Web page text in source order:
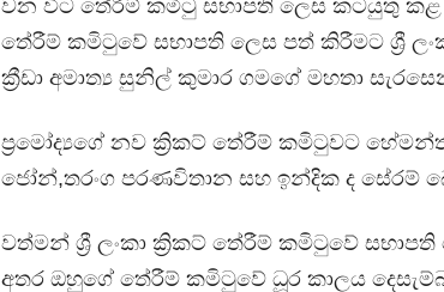
වන විට තේරීම් කමිටු සභාපති ලෙස කටයුතු කළ
තේරීම් කමිටුවේ සභාපති ලෙස පත් කිරීමට ශ්‍රී
ක්‍රීඩා අමාත්‍ය සුනිල් කුමාර ගමගේ මහතා
ප්‍රමෝද්‍යගේ නව ක්‍රිකට් තේරීම් කමිටුවට
ජෝන්,තරංග පරණවිතාන සහ ඉන්දික ද සේරම්
වත්මන් ශ්‍රී ලංකා ක්‍රිකට් තේරීම් කමිටුවේ
අතර ඔහුගේ තේරීම් කමිටුවේ ධූර කාලය